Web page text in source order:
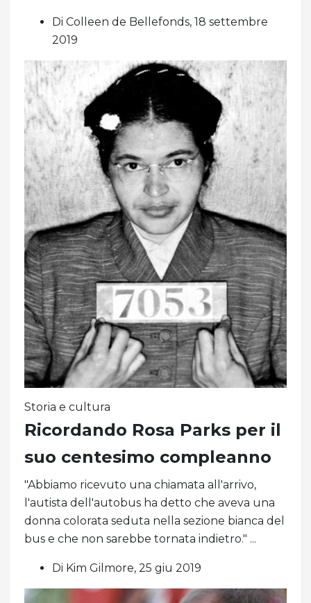
Di Colleen de Bellefonds, 18 settembre
2019
Storia e cultura
Ricordando Rosa Parks per il
suo centesimo compleanno
"Abbiamo ricevuto una chiamata all'arrivo,
l'autista dell'autobus ha detto che aveva una
donna colorata seduta nella sezione bianca del
bus e che non sarebbe tornata indietro." ...
Di Kim Gilmore, 25 giu 2019